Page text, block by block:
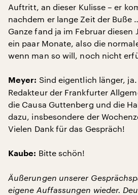
Auftritt, an dieser Kulisse – er
nachdem er lange Zeit der Buße
Ganze fand ja im Februar diesen
ein paar Monate, also die
wenn man so will, noch nicht
Meyer: Sind eigentlich länger,
Redakteur der Frankfurter
die Causa Guttenberg und die
dazu, insbesondere der
Vielen Dank für das Gespräch!
Kaube: Bitte schön!
Äußerungen unserer
eigene Auffassungen wieder.